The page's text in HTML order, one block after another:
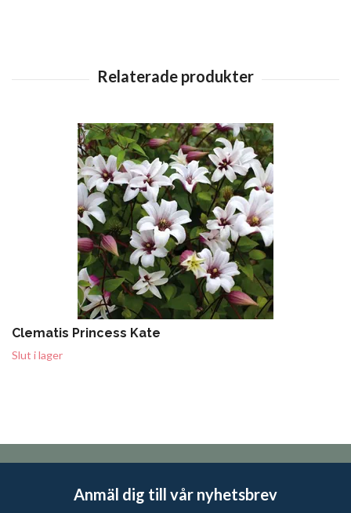
Clematis Princess Kate
Slut i lager
Anmäl dig till vår nyhetsbrev